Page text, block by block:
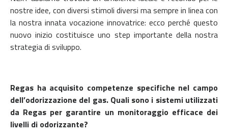
nostre idee, con diversi stimoli diversi ma sempre in linea con
la nostra innata vocazione innovatrice: ecco perché questo
nuovo inizio costituisce uno step importante della nostra
strategia di sviluppo.
Regas ha acquisito competenze specifiche nel campo
dell’odorizzazione del gas. Quali sono i sistemi utilizzati
da Regas per garantire un monitoraggio efficace dei
livelli di odorizzante?